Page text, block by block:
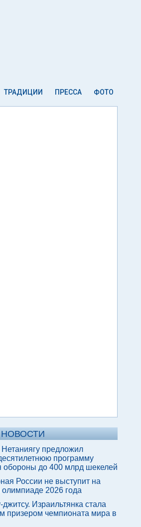
ТРАДИЦИИ ПРЕССА ФОТО
Нетаниягу предложил
программу
обороны до 400 млрд шекелей
России не выступит на
2026 года
Израильтянка стала
призером чемпионата мира в